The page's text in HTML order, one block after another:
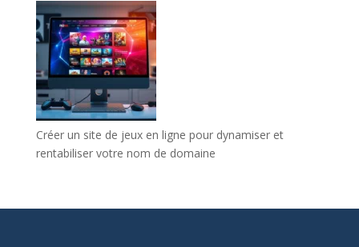
Créer un site de jeux en ligne pour dynamiser et
rentabiliser votre nom de domaine